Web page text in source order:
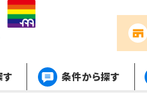
す 条件から探す